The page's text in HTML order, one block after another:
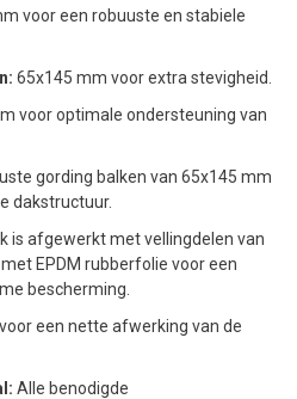
voor een robuuste en stabiele
65x145 mm voor extra stevigheid.
voor optimale ondersteuning van
gording balken van 65x145 mm
dakstructuur.
is afgewerkt met vellingdelen van
EPDM rubberfolie voor een
bescherming.
een nette afwerking van de
Alle benodigde